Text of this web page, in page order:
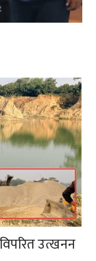
उत्खनन